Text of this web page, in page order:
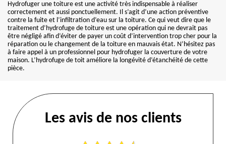
Hydrofuger une toiture est une activité très indispensable à réaliser
correctement et aussi ponctuellement. Il s’agit d’une action préventive
contre la fuite et l’infiltration d’eau sur la toiture. Ce qui veut dire que le
traitement d’hydrofuge de toiture est une opération qui ne devrait pas
être négligé afin d’éviter de payer un coût d’intervention trop cher pour la
réparation ou le changement de la toiture en mauvais état. N’hésitez pas
à faire appel à un professionnel pour hydrofuger la couverture de votre
maison. L’hydrofuge de toit améliore la longévité d’étanchéité de cette
pièce.
Les avis de nos clients